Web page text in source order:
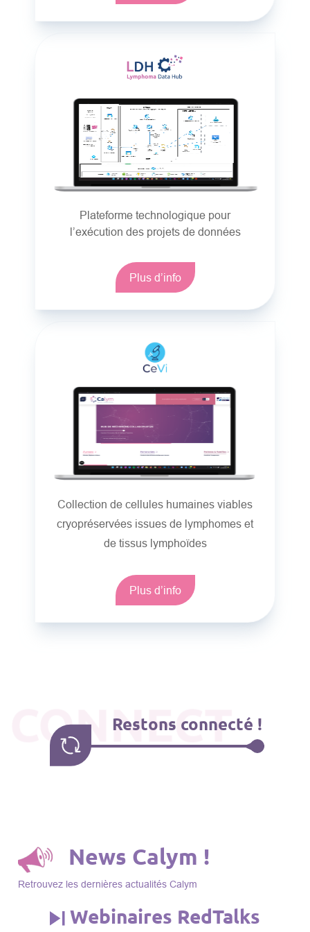
Plateforme technologique pour
l’exécution des projets de données
Plus d’info
Collection de cellules humaines viables
cryopréservées issues de lymphomes et
de tissus lymphoïdes
Plus d’info
CONNECT
Restons connecté !
News Calym !
Retrouvez les dernières actualités Calym
Webinaires RedTalks